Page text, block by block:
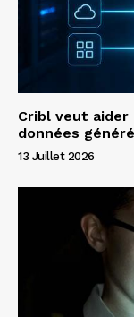
Cribl veut aider
données
13 Juillet 2026